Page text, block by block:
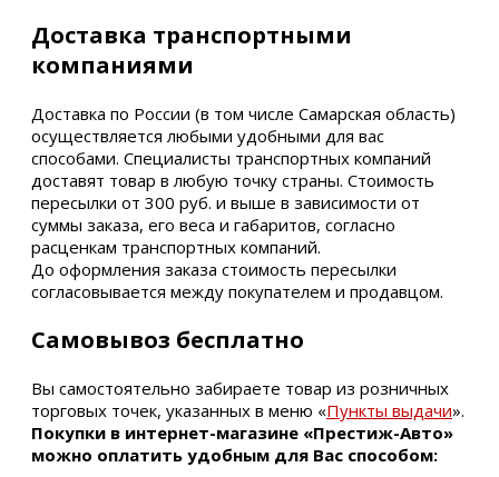
Доставка транспортными
компаниями
Доставка по России (в том числе Самарская область)
осуществляется любыми удобными для вас
способами. Специалисты транспортных компаний
доставят товар в любую точку страны. Стоимость
пересылки от 300 руб. и выше в зависимости от
суммы заказа, его веса и габаритов, согласно
расценкам транспортных компаний.
До оформления заказа стоимость пересылки
согласовывается между покупателем и продавцом.
Самовывоз бесплатно
Вы самостоятельно забираете товар из розничных
торговых точек, указанных в меню «Пункты выдачи».
Покупки в интернет-магазине «Престиж-Авто»
можно оплатить удобным для Вас способом: